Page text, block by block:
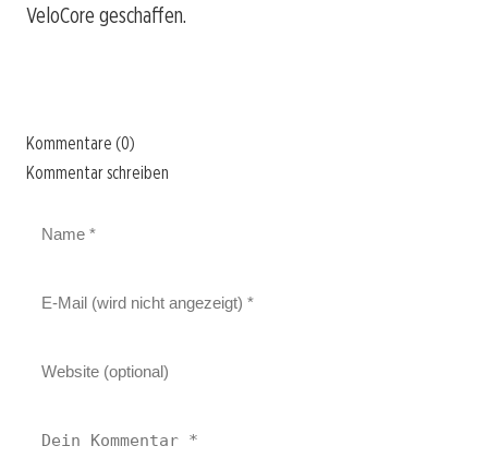
VeloCore geschaffen.
Kommentare (0)
Kommentar schreiben